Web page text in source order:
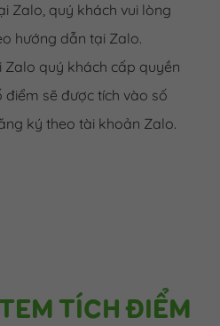
Zalo, quý khách vui lòng
hướng dẫn tại Zalo.
Zalo quý khách cấp quyền
sẽ được tích vào số
ký theo tài khoản Zalo.
TÍCH ĐIỂM